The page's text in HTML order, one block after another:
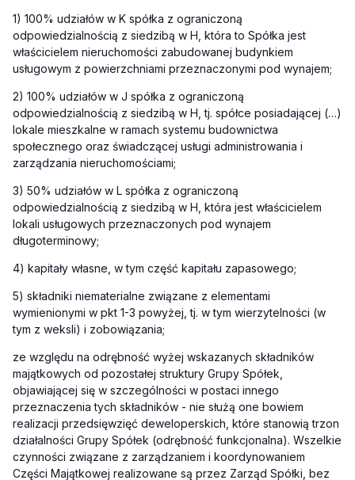
1) 100% udziałów w K spółka z ograniczoną
odpowiedzialnością z siedzibą w H, która to Spółka jest
właścicielem nieruchomości zabudowanej budynkiem
usługowym z powierzchniami przeznaczonymi pod wynajem;
2) 100% udziałów w J spółka z ograniczoną
odpowiedzialnością z siedzibą w H, tj. spółce posiadającej (…)
lokale mieszkalne w ramach systemu budownictwa
społecznego oraz świadczącej usługi administrowania i
zarządzania nieruchomościami;
3) 50% udziałów w L spółka z ograniczoną
odpowiedzialnością z siedzibą w H, która jest właścicielem
lokali usługowych przeznaczonych pod wynajem
długoterminowy;
4) kapitały własne, w tym część kapitału zapasowego;
5) składniki niematerialne związane z elementami
wymienionymi w pkt 1-3 powyżej, tj. w tym wierzytelności (w
tym z weksli) i zobowiązania;
ze względu na odrębność wyżej wskazanych składników
majątkowych od pozostałej struktury Grupy Spółek,
objawiającej się w szczególności w postaci innego
przeznaczenia tych składników - nie służą one bowiem
realizacji przedsięwzięć deweloperskich, które stanowią trzon
działalności Grupy Spółek (odrębność funkcjonalna). Wszelkie
czynności związane z zarządzaniem i koordynowaniem
Części Majątkowej realizowane są przez Zarząd Spółki, bez